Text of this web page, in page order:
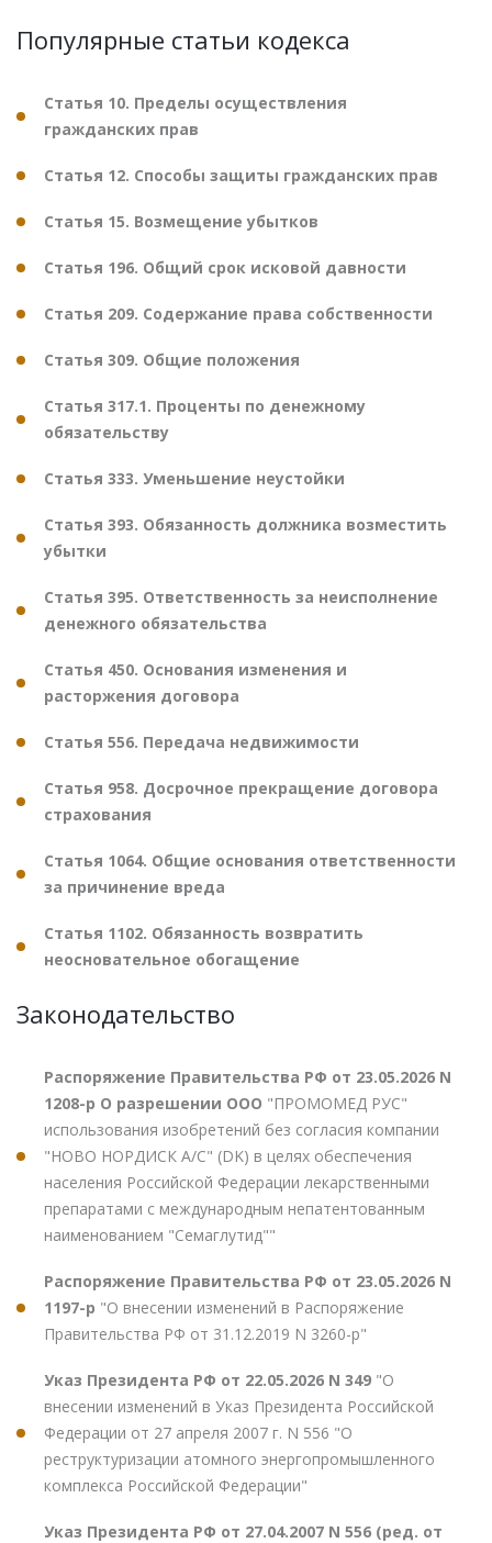
Популярные статьи кодекса
Статья 10. Пределы осуществления
гражданских прав
Статья 12. Способы защиты гражданских прав
Статья 15. Возмещение убытков
Статья 196. Общий срок исковой давности
Статья 209. Содержание права собственности
Статья 309. Общие положения
Статья 317.1. Проценты по денежному
обязательству
Статья 333. Уменьшение неустойки
Статья 393. Обязанность должника возместить
убытки
Статья 395. Ответственность за неисполнение
денежного обязательства
Статья 450. Основания изменения и
расторжения договора
Статья 556. Передача недвижимости
Статья 958. Досрочное прекращение договора
страхования
Статья 1064. Общие основания ответственности
за причинение вреда
Статья 1102. Обязанность возвратить
неосновательное обогащение
Законодательство
Распоряжение Правительства РФ от 23.05.2026 N
1208-р О разрешении ООО "ПРОМОМЕД РУС"
использования изобретений без согласия компании
"НОВО НОРДИСК А/С" (DK) в целях обеспечения
населения Российской Федерации лекарственными
препаратами с международным непатентованным
наименованием "Семаглутид""
Распоряжение Правительства РФ от 23.05.2026 N
1197-р "О внесении изменений в Распоряжение
Правительства РФ от 31.12.2019 N 3260-р"
Указ Президента РФ от 22.05.2026 N 349 "О
внесении изменений в Указ Президента Российской
Федерации от 27 апреля 2007 г. N 556 "О
реструктуризации атомного энергопромышленного
комплекса Российской Федерации"
Указ Президента РФ от 27.04.2007 N 556 (ред. от